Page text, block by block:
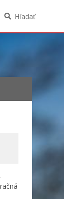
Hľadať